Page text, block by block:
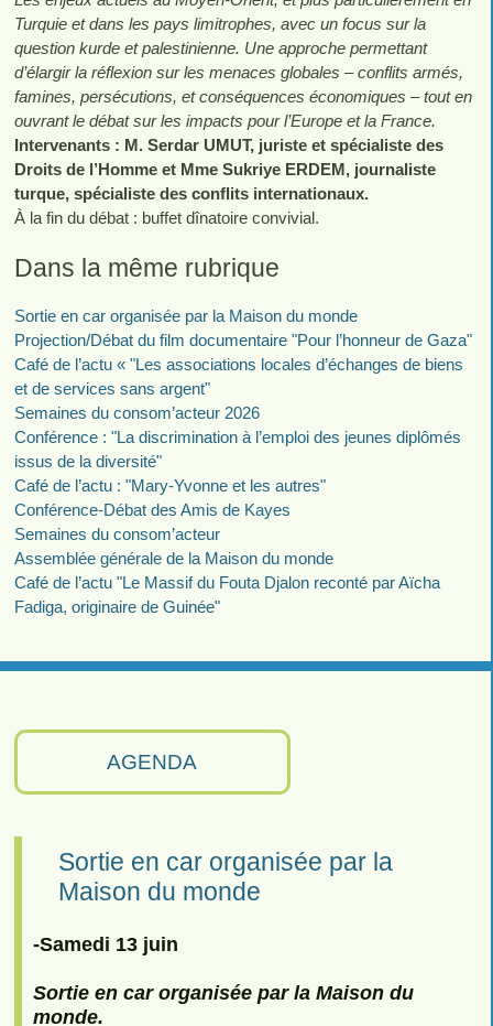
AGENDA
Sortie en car organisée par la
Maison du monde
-Samedi 13 juin
Sortie en car organisée par la Maison du
monde.
Turquie et dans les pays limitrophes, avec un focus sur la
question kurde et palestinienne. Une approche permettant
d’élargir la réflexion sur les menaces globales – conflits armés,
famines, persécutions, et conséquences économiques – tout en
ouvrant le débat sur les impacts pour l’Europe et la France.
Intervenants : M. Serdar UMUT, juriste et spécialiste des
Droits de l’Homme et Mme Sukriye ERDEM, journaliste
turque, spécialiste des conflits internationaux.
À la fin du débat : buffet dînatoire convivial.
Dans la même rubrique
Sortie en car organisée par la Maison du monde
Projection/Débat du film documentaire "Pour l’honneur de Gaza"
Café de l’actu « "Les associations locales d’échanges de biens
et de services sans argent"
Semaines du consom’acteur 2026
Conférence : "La discrimination à l’emploi des jeunes diplômés
issus de la diversité"
Café de l’actu : "Mary-Yvonne et les autres"
Conférence-Débat des Amis de Kayes
Semaines du consom’acteur
Assemblée générale de la Maison du monde
Café de l’actu "Le Massif du Fouta Djalon reconté par Aïcha
Fadiga, originaire de Guinée"